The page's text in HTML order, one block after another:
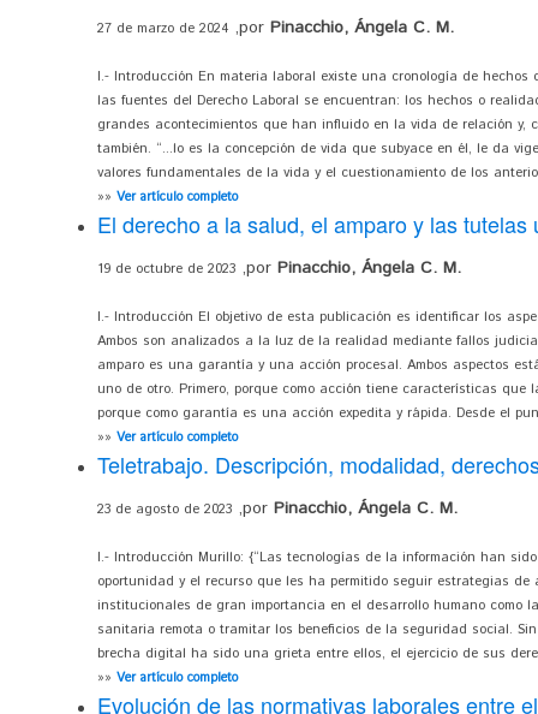
27 de marzo de 2024 ,por Pinacchio, Ángela C. M.
I.- Introducción En materia laboral existe una cronología de
las fuentes del Derecho Laboral se encuentran: los hechos o
grandes acontecimientos que han influido en la vida de relación y,
también. “...lo es la concepción de vida que subyace en él, le da
valores fundamentales de la vida y el cuestionamiento de los
»» Ver artículo completo
El derecho a la salud, el amparo y las tutelas
19 de octubre de 2023 ,por Pinacchio, Ángela C. M.
I.- Introducción El objetivo de esta publicación es identificar los
Ambos son analizados a la luz de la realidad mediante fallos
amparo es una garantía y una acción procesal. Ambos aspectos
uno de otro. Primero, porque como acción tiene características
porque como garantía es una acción expedita y rápida. Desde el
»» Ver artículo completo
Teletrabajo. Descripción, modalidad,
23 de agosto de 2023 ,por Pinacchio, Ángela C. M.
I.- Introducción Murillo: {“Las tecnologías de la información han
oportunidad y el recurso que les ha permitido seguir estrategias
institucionales de gran importancia en el desarrollo humano como
sanitaria remota o tramitar los beneficios de la seguridad social.
brecha digital ha sido una grieta entre ellos, el ejercicio de sus
»» Ver artículo completo
Evolución de las normativas laborales entre